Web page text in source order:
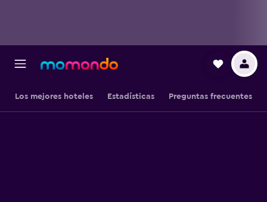
Los mejores hoteles Estadísticas Preguntas frecuentes